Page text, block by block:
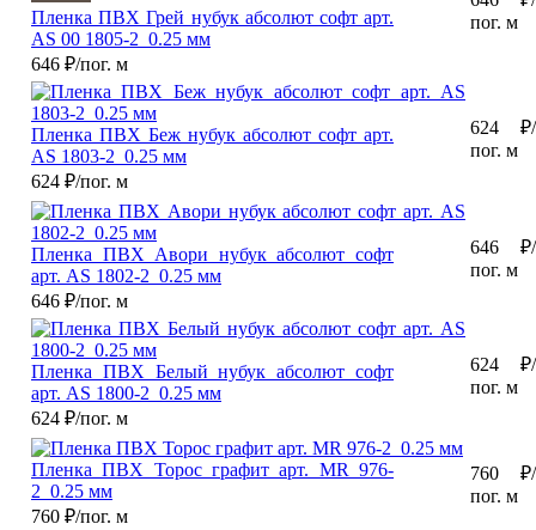
Пленка ПВХ Грей нубук абсолют софт арт.
AS 00 1805-2_0.25 мм
646 ₽/пог. м
пог. м
Пленка ПВХ Беж нубук абсолют софт арт.
AS 1803-2_0.25 мм
624 ₽/пог. м
624 ₽/
пог. м
Пленка ПВХ Авори нубук абсолют софт
арт. AS 1802-2_0.25 мм
646 ₽/пог. м
646 ₽/
пог. м
Пленка ПВХ Белый нубук абсолют софт
арт. AS 1800-2_0.25 мм
624 ₽/пог. м
624 ₽/
пог. м
Пленка ПВХ Торос графит арт. MR 976-
2_0.25 мм
760 ₽/пог. м
760 ₽/
пог. м